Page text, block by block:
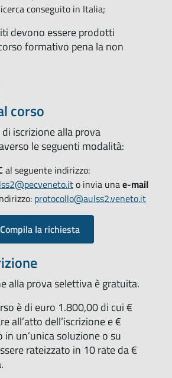
conseguito in Italia;
devono essere prodotti
formativo pena la non
corso
iscrizione alla prova
le seguenti modalità:
al seguente indirizzo:
o invia unae-mail
protocollo@aulss2.veneto.it
Compila la richiesta
alla prova selettiva è gratuita.
è di euro 1.800,00 di cui €
all’atto dell’iscrizione e €
in un’unica soluzione o su
rateizzato in 10 rate da €